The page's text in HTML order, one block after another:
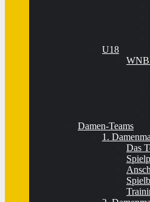
U18
Damen-Teams
1.
Das